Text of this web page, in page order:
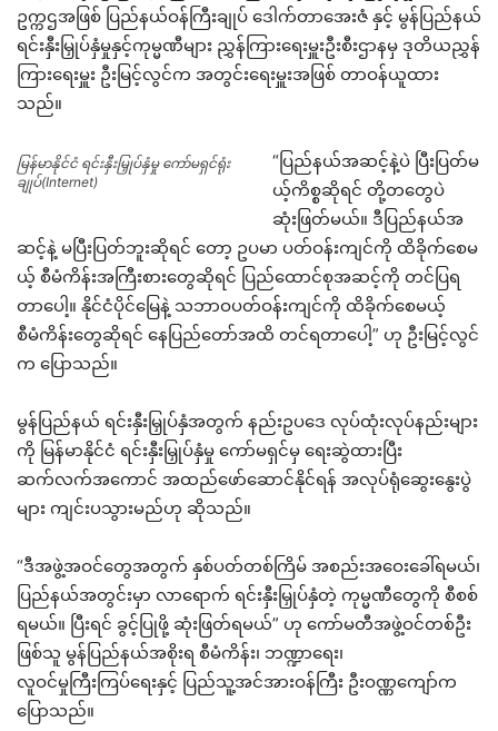
ဥက္ကဌအဖြစ် ပြည်နယ်ဝန်ကြီးချုပ် ဒေါက်တာအေးဇံ နှင့် မွန်ပြည်နယ်
ရင်းနှီးမြှုပ်နှံမှုနှင့်ကုမ္မဏီများ ညွှန်ကြားရေးမှူးဦးစီးဌာနမှ ဒုတိယညွှန်
ကြားရေးမှူး ဦးမြင့်လွင်က အတွင်းရေးမှူးအဖြစ် တာဝန်ယူထား
သည်။
မြန်မာနိုင်ငံ ရင်းနှီးမြှုပ်နှံမှု ကော်မရှင်ရုံး
ချုပ်(Internet)
“ပြည်နယ်အဆင့်နဲ့ပဲ ပြီးပြတ်မ
ယ့်ကိစ္စဆိုရင် တို့တတွေပဲ
ဆုံးဖြတ်မယ်။ ဒီပြည်နယ်အ
ဆင့်နဲ့ မပြီးပြတ်ဘူးဆိုရင် တော့ ဥပမာ ပတ်ဝန်းကျင်ကို ထိခိုက်စေမ
ယ့် စီမံကိန်းအကြီးစားတွေဆိုရင် ပြည်ထောင်စုအဆင့်ကို တင်ပြရ
တာပေါ့။ နိုင်ငံပိုင်မြေနဲ့ သဘာဝပတ်ဝန်းကျင်ကို ထိခိုက်စေမယ့်
စီမံကိန်းတွေဆိုရင် နေပြည်တော်အထိ တင်ရတာပေါ့” ဟု ဦးမြင့်လွင်
က ပြောသည်။
မွန်ပြည်နယ် ရင်းနှီးမြှုပ်နှံအတွက် နည်းဥပဒေ လုပ်ထုံးလုပ်နည်းများ
ကို မြန်မာနိုင်ငံ ရင်းနှီးမြှုပ်နှံမှု ကော်မရှင်မှ ရေးဆွဲထားပြီး
ဆက်လက်အကောင် အထည်ဖော်ဆောင်နိုင်ရန် အလုပ်ရုံဆွေးနွေးပွဲ
များ ကျင်းပသွားမည်ဟု ဆိုသည်။
“ဒီအဖွဲ့အဝင်တွေအတွက် နှစ်ပတ်တစ်ကြိမ် အစည်းအဝေးခေါ်ရမယ်၊
ပြည်နယ်အတွင်းမှာ လာရောက် ရင်းနှီးမြှုပ်နှံတဲ့ ကုမ္မဏီတွေကို စီစစ်
ရမယ်။ ပြီးရင် ခွင့်ပြုဖို့ ဆုံးဖြတ်ရမယ်” ဟု ကော်မတီအဖွဲ့ဝင်တစ်ဦး
ဖြစ်သူ မွန်ပြည်နယ်အစိုးရ စီမံကိန်း၊ ဘဏ္ဍာရေး၊
လူဝင်မှုကြီးကြပ်ရေးနှင့် ပြည်သူ့အင်အားဝန်ကြီး ဦးဝဏ္ဏကျော်က
ပြောသည်။